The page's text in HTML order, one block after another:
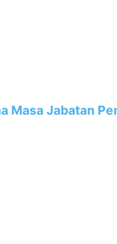
Masa Jabatan